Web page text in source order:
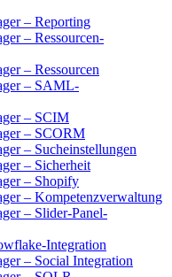
– Reporting
– Ressourcen-
– Ressourcen
– SAML-
– SCIM
– SCORM
– Sucheinstellungen
– Sicherheit
– Shopify
– Kompetenzverwaltung
– Slider-Panel-
Integration
– Social Integration